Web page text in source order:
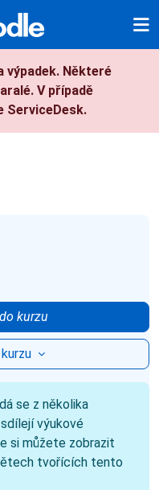
výpadek. Některé
V případě
ServiceDesk.
kurzu
se z několika
výukové
si můžete zobrazit
tvořících tento